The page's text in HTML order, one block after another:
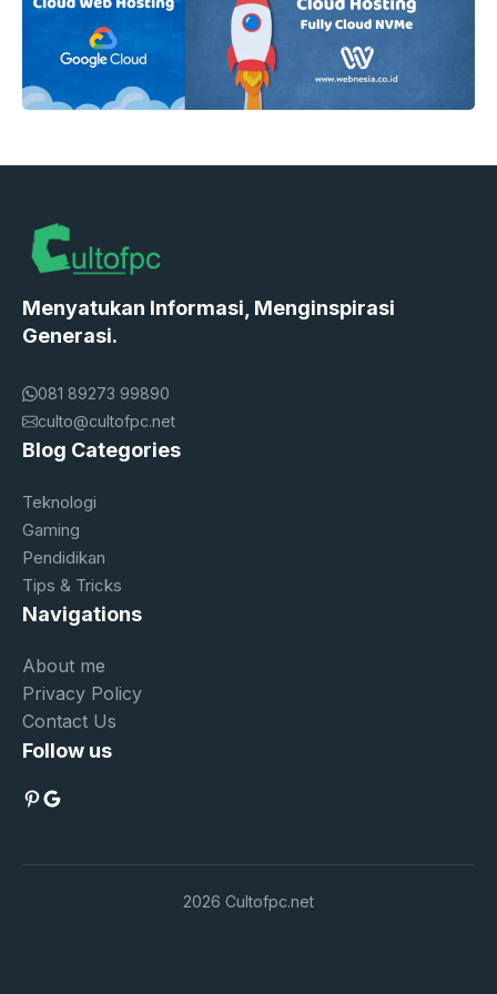
Menyatukan Informasi, Menginspirasi
Generasi.
081 89273 99890
culto@cultofpc.net
Blog Categories
Teknologi
Gaming
Pendidikan
Tips & Tricks
Navigations
About me
Privacy Policy
Contact Us
Follow us
Pinterest
Google
2026 Cultofpc.net